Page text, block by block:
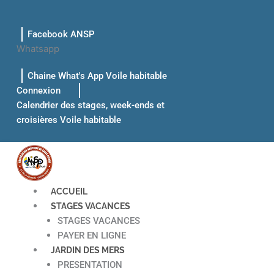
contenuFacebook ANSP
Whatsapp
Chaine What's App Voile habitable
Connexion
Calendrier des stages, week-ends et
croisières Voile habitable
ACCUEIL
STAGES VACANCES
STAGES VACANCES
PAYER EN LIGNE
JARDIN DES MERS
PRESENTATION